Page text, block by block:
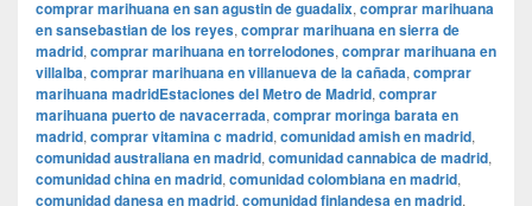
comprar marihuana en san agustin de guadalix, comprar marihuana
en sansebastian de los reyes, comprar marihuana en sierra de
madrid, comprar marihuana en torrelodones, comprar marihuana en
villalba, comprar marihuana en villanueva de la cañada, comprar
marihuana madridEstaciones del Metro de Madrid, comprar
marihuana puerto de navacerrada, comprar moringa barata en
madrid, comprar vitamina c madrid, comunidad amish en madrid,
comunidad australiana en madrid, comunidad cannabica de madrid,
comunidad china en madrid, comunidad colombiana en madrid,
comunidad danesa en madrid, comunidad finlandesa en madrid,